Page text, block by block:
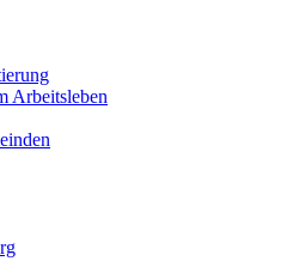
Arbeitsleben